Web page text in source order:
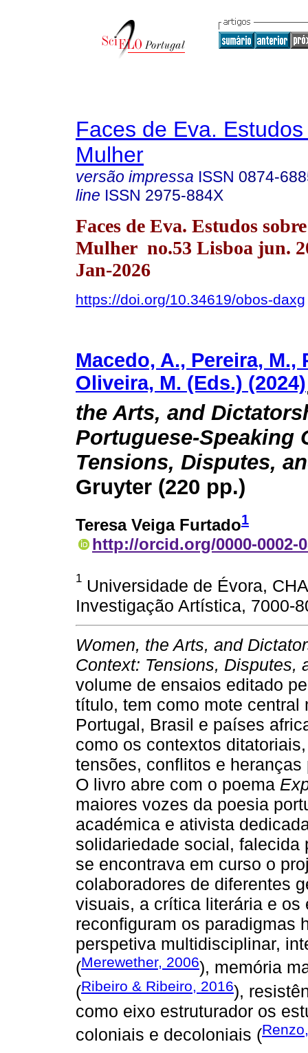
Faces de Eva.
Mulher
versão impressa ISSN 0874-
line ISSN 2975-884X
Faces de Eva. Estudos
Mulher no.53 Lisboa jun.
Jan-2026
https://doi.org/10.34619/obos-daxg
Macedo, A., Pereira, M.,
Oliveira, M. (Eds.) (2024)
the Arts, and
Portuguese-Speaking
Tensions, Disputes,
Gruyter (220 pp.)
Teresa Veiga Furtado1
http://orcid.org/0000-0002-
1 Universidade de Évora,
Investigação Artística, 7000-
Women, the Arts, and
Context: Tensions, Disputes,
volume de ensaios editado
título, tem como mote
Portugal, Brasil e países
como os contextos
tensões, conflitos e
O livro abre com o poema
maiores vozes da poesia
académica e ativista
solidariedade social, falecida
se encontrava em curso o
colaboradores de diferentes
visuais, a crítica literária e
reconfiguram os paradigmas
perspetiva multidisciplinar,
(Merewether, 2006), memória
(Ribeiro & Ribeiro, 2016),
como eixo estruturador os
coloniais e decoloniais (